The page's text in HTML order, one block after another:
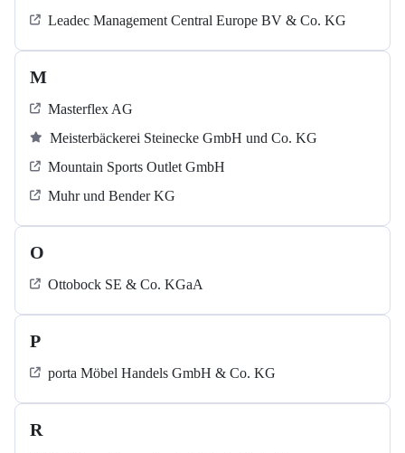
Leadec Management Central Europe BV & Co. KG
M
Masterflex AG
Meisterbäckerei Steinecke GmbH und Co. KG
Mountain Sports Outlet GmbH
Muhr und Bender KG
O
Ottobock SE & Co. KGaA
P
porta Möbel Handels GmbH & Co. KG
R